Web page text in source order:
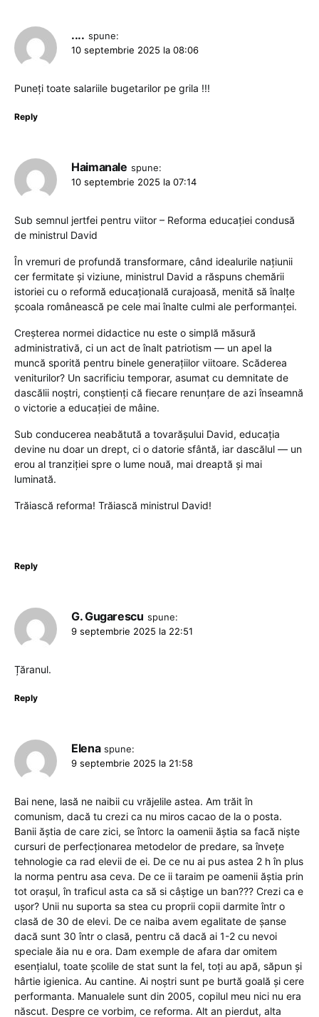
.... spune:
10 septembrie 2025 la 08:06
Puneți toate salariile bugetarilor pe grila !!!
Reply
Haimanale spune:
10 septembrie 2025 la 07:14
Sub semnul jertfei pentru viitor – Reforma educației condusă
de ministrul David
În vremuri de profundă transformare, când idealurile națiunii
cer fermitate și viziune, ministrul David a răspuns chemării
istoriei cu o reformă educațională curajoasă, menită să înalțe
școala românească pe cele mai înalte culmi ale performanței.
Creșterea normei didactice nu este o simplă măsură
administrativă, ci un act de înalt patriotism — un apel la
muncă sporită pentru binele generațiilor viitoare. Scăderea
veniturilor? Un sacrificiu temporar, asumat cu demnitate de
dascălii noștri, conștienți că fiecare renunțare de azi înseamnă
o victorie a educației de mâine.
Sub conducerea neabătută a tovarășului David, educația
devine nu doar un drept, ci o datorie sfântă, iar dascălul — un
erou al tranziției spre o lume nouă, mai dreaptă și mai
luminată.
Trăiască reforma! Trăiască ministrul David!
Reply
G. Gugarescu spune:
9 septembrie 2025 la 22:51
Țăranul.
Reply
Elena spune:
9 septembrie 2025 la 21:58
Bai nene, lasă ne naibii cu vrăjelile astea. Am trăit în
comunism, dacă tu crezi ca nu miros cacao de la o posta.
Banii ăștia de care zici, se întorc la oamenii ăștia sa facă niște
cursuri de perfecționarea metodelor de predare, sa învețe
tehnologie ca rad elevii de ei. De ce nu ai pus astea 2 h în plus
la norma pentru asa ceva. De ce ii taraim pe oamenii ăștia prin
tot orașul, în traficul asta ca să si câștige un ban??? Crezi ca e
ușor? Unii nu suporta sa stea cu proprii copii darmite într o
clasă de 30 de elevi. De ce naiba avem egalitate de șanse
dacă sunt 30 într o clasă, pentru că dacă ai 1-2 cu nevoi
speciale ăia nu e ora. Dam exemple de afara dar omitem
esențialul, toate școlile de stat sunt la fel, toți au apă, săpun și
hârtie igienica. Au cantine. Ai noștri sunt pe burtă goală și cere
performanta. Manualele sunt din 2005, copilul meu nici nu era
născut. Despre ce vorbim, ce reforma. Alt an pierdut, alta